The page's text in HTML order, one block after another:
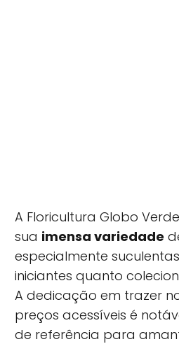
A Floricultura Globo
sua imensa variedade
especialmente
iniciantes quanto
A dedicação em trazer
preços acessíveis é
de referência para